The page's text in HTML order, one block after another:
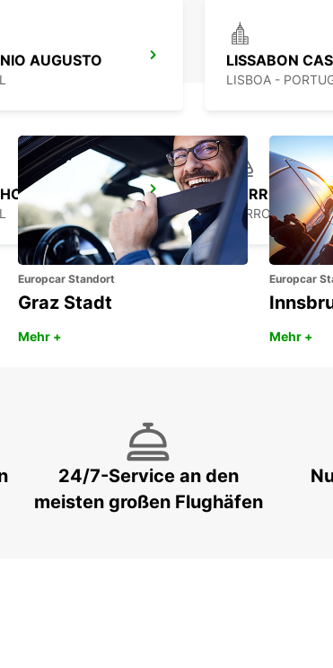
AUGUSTO LISSABON
LISBOA -
LISSABON BAHNHOF SANTA APOLÓNIA CORROIOS
CORROIOS -
Europcar Standort
Graz Stadt
Mehr +
Europcar
Mehr +
24/7-Service an den
meisten großen Flughäfen